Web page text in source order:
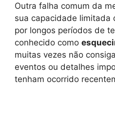
Outra falha comum da
sua capacidade limitada
por longos períodos de
conhecido como
muitas vezes não
eventos ou detalhes
tenham ocorrido